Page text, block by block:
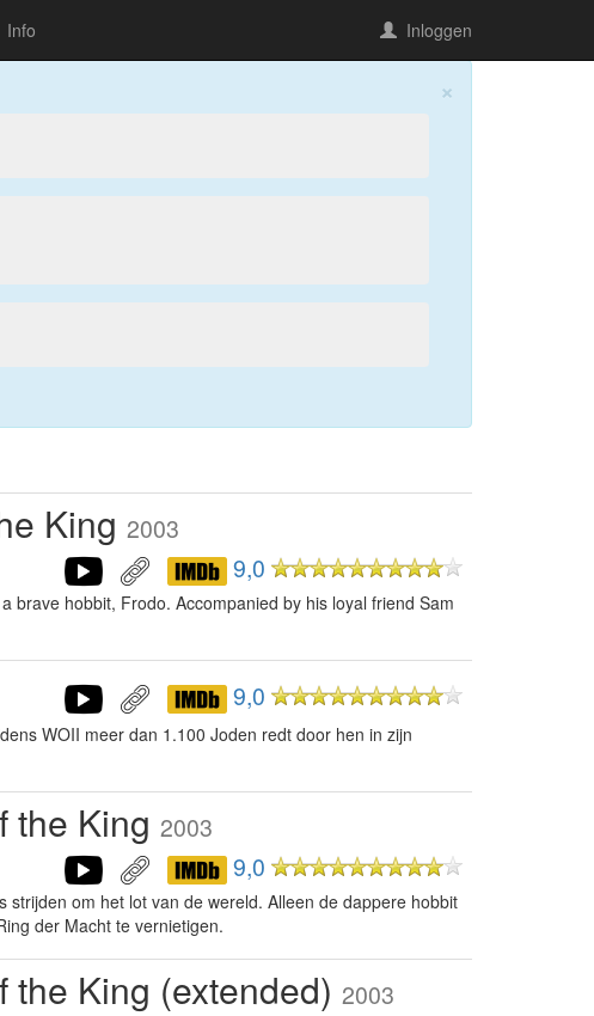
Info Inloggen
×
King 2003
9,0
brave hobbit, Frodo. Accompanied by his loyal friend Sam
9,0
WOII meer dan 1.100 Joden redt door hen in zijn
the King 2003
9,0
om het lot van de wereld. Alleen de dappere hobbit
der Macht te vernietigen.
King (extended) 2003